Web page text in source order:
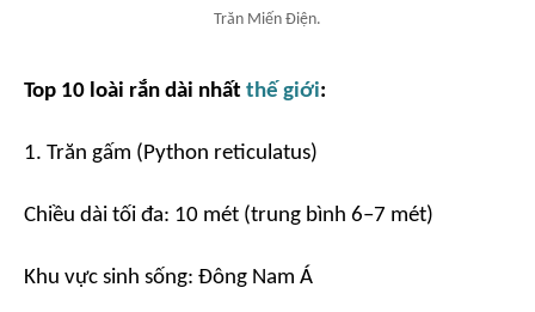
Trăn Miến Điện.
Top 10 loài rắn dài nhất thế giới:
1. Trăn gấm (Python reticulatus)
Chiều dài tối đa: 10 mét (trung bình 6–7 mét)
Khu vực sinh sống: Đông Nam Á